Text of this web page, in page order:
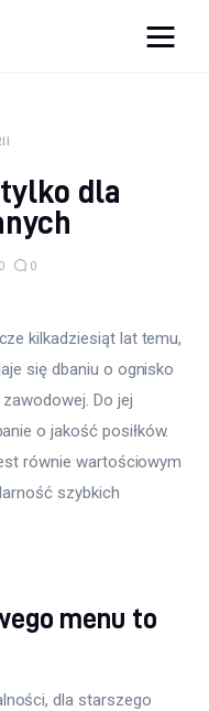
dla
0
kilkadziesiąt lat temu,
się dbaniu o ognisko
Do jej
o jakość posiłków.
równie wartościowym
szybkich
menu to
dla starszego